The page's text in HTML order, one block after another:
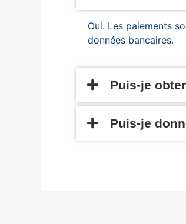
Oui. Les paiements
données bancaires.
Puis-je
Puis-je